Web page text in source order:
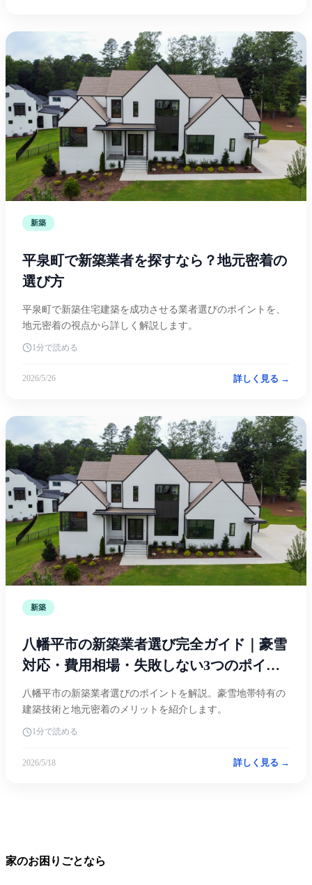
新築
平泉町で新築業者を探すなら？地元密着の
選び方
平泉町で新築住宅建築を成功させる業者選びのポイントを、
地元密着の視点から詳しく解説します。
1分で読める
2026/5/26 詳しく見る →
新築
八幡平市の新築業者選び完全ガイド｜豪雪
対応・費用相場・失敗しない3つのポイン
ト
八幡平市の新築業者選びのポイントを解説。豪雪地帯特有の
建築技術と地元密着のメリットを紹介します。
1分で読める
2026/5/18 詳しく見る →
家のお困りごとなら